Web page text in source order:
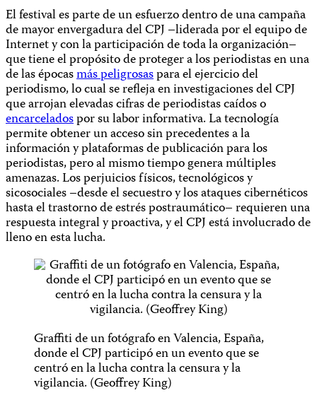
El festival es parte de un esfuerzo dentro de una campaña
de mayor envergadura del CPJ –liderada por el equipo de
Internet y con la participación de toda la organización–
que tiene el propósito de proteger a los periodistas en una
de las épocasmás peligrosaspara el ejercicio del
periodismo, lo cual se refleja en investigaciones del CPJ
que arrojan elevadas cifras de periodistas caídos o
encarceladospor su labor informativa. La tecnología
permite obtener un acceso sin precedentes a la
información y plataformas de publicación para los
periodistas, pero al mismo tiempo genera múltiples
amenazas. Los perjuicios físicos, tecnológicos y
sicosociales –desde el secuestro y los ataques cibernéticos
hasta el trastorno de estrés postraumático– requieren una
respuesta integral y proactiva, y el CPJ está involucrado de
lleno en esta lucha.
Graffiti de un fotógrafo en Valencia, España,
donde el CPJ participó en un evento que se
centró en la lucha contra la censura y la
vigilancia. (Geoffrey King)